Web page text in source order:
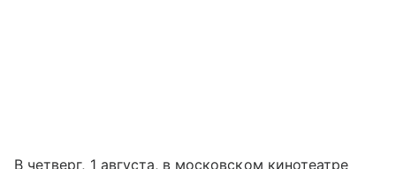
В четверг, 1 августа, в московском кинотеатре